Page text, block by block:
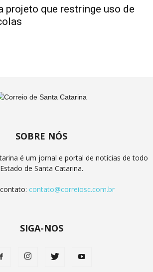
projeto que restringe uso de
SOBRE NÓS
é um jornal e portal de notícias de todo
Estado de Santa Catarina.
contato@correiosc.com.br
SIGA-NOS